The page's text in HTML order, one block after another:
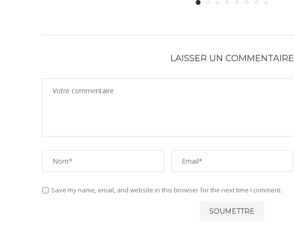
LAISSER UN COMMENTAIRE
Save my name, email, and website in this browser for the next time I comment.